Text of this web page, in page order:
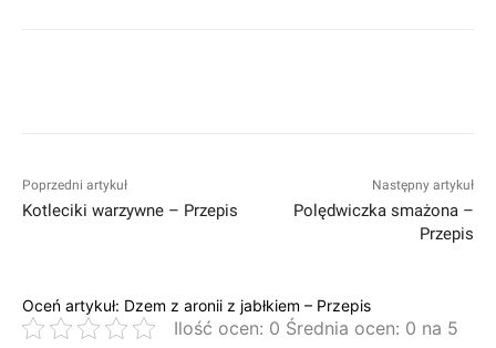
Poprzedni artykuł
Kotleciki warzywne – Przepis
Następny artykuł
Polędwiczka smażona –
Przepis
Oceń artykuł: Dzem z aronii z jabłkiem – Przepis
Ilość ocen: 0 Średnia ocen: 0 na 5